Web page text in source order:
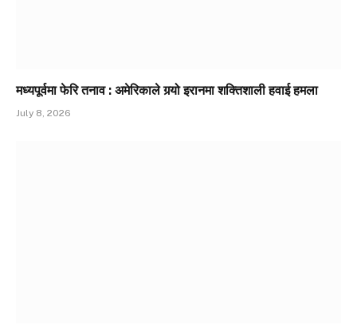
मध्यपूर्वमा फेरि तनाव : अमेरिकाले गर्‍यो इरानमा शक्तिशाली हवाई हमला
July 8, 2026